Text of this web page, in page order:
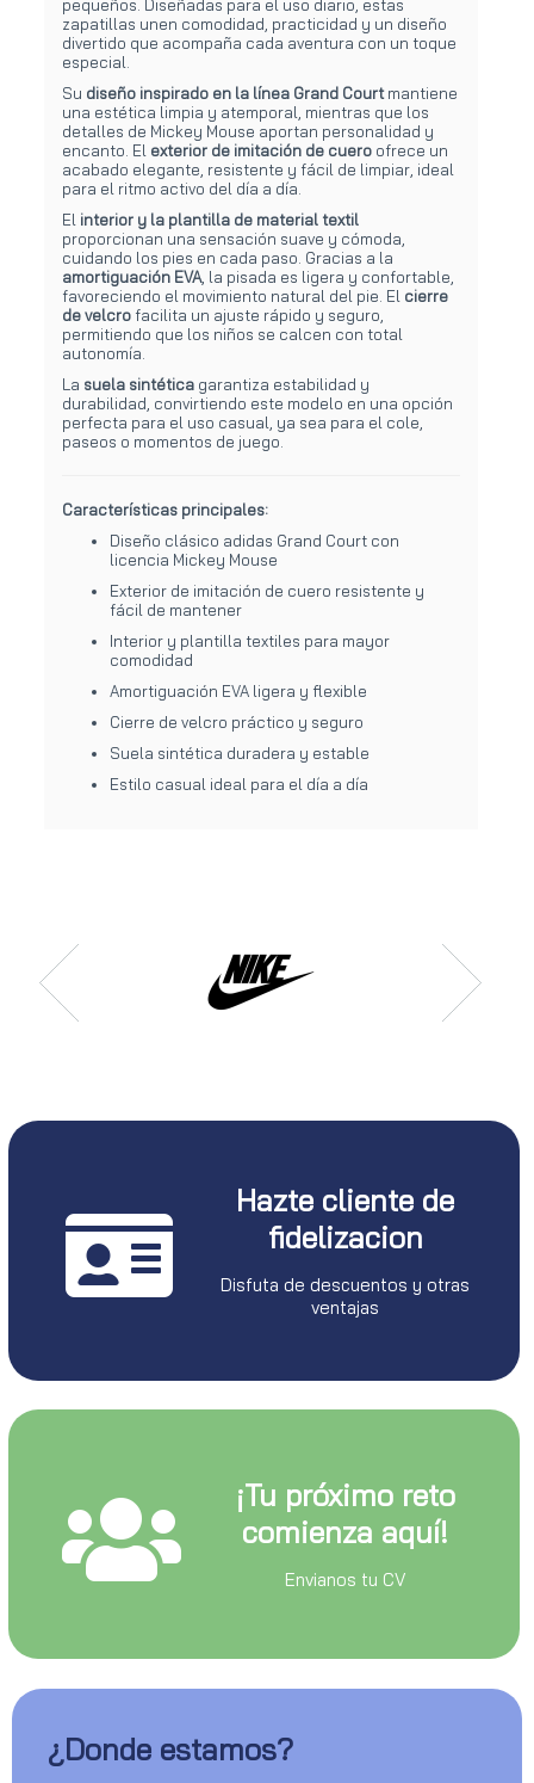
pequeños. Diseñadas para el uso diario, estas
zapatillas unen comodidad, practicidad y un diseño
divertido que acompaña cada aventura con un toque
especial.
Su diseño inspirado en la línea Grand Courtmantiene
una estética limpia y atemporal, mientras que los
detalles de Mickey Mouse aportan personalidad y
encanto. El exterior de imitación de cuero ofrece un
acabado elegante, resistente y fácil de limpiar, ideal
para el ritmo activo del día a día.
El interior y la plantilla de material textil
proporcionan una sensación suave y cómoda,
cuidando los pies en cada paso. Gracias a la
amortiguación EVA, la pisada es ligera y confortable,
favoreciendo el movimiento natural del pie. El cierre
de velcro facilita un ajuste rápido y seguro,
permitiendo que los niños se calcen con total
autonomía.
La suela sintética garantiza estabilidad y
durabilidad, convirtiendo este modelo en una opción
perfecta para el uso casual, ya sea para el cole,
paseos o momentos de juego.
Características principales:
Diseño clásico adidas Grand Court con
licencia Mickey Mouse
Exterior de imitación de cuero resistente y
fácil de mantener
Interior y plantilla textiles para mayor
comodidad
Amortiguación EVA ligera y flexible
Cierre de velcro práctico y seguro
Suela sintética duradera y estable
Estilo casual ideal para el día a día
Hazte cliente de
fidelizacion
Disfuta de descuentos y otras
ventajas
¡Tu próximo reto
comienza aquí!
Envianos tu CV
¿Donde estamos?